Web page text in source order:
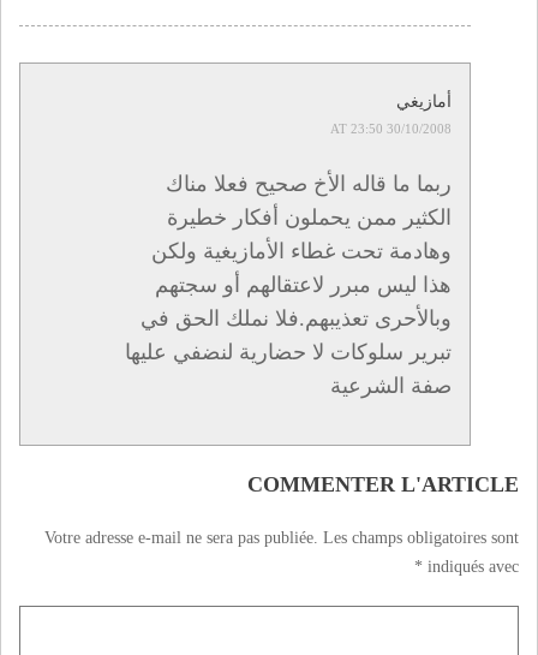
أمازيغي
30/10/2008 AT 23:50
ربما ما قاله الأخ صحيح فعلا مناك
الكثير ممن يحملون أفكار خطيرة
وهادمة تحت غطاء الأمازيغية ولكن
هذا ليس مبرر لاعتقالهم أو سجتهم
وبالأحرى تعذيبهم.فلا نملك الحق في
تبرير سلوكات لا حضارية لنضفي عليها
صفة الشرعية
COMMENTER L'ARTICLE
Votre adresse e-mail ne sera pas publiée. Les champs obligatoires sont
indiqués avec
*